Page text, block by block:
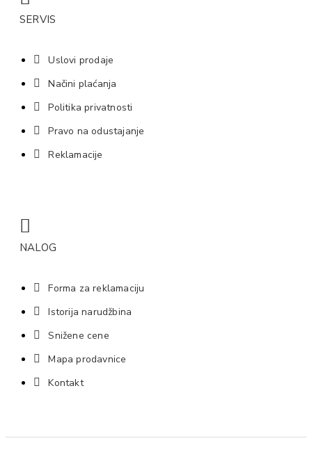
SERVIS
Uslovi prodaje
Načini plaćanja
Politika privatnosti
Pravo na odustajanje
Reklamacije
NALOG
Forma za reklamaciju
Istorija narudžbina
Snižene cene
Mapa prodavnice
Kontakt